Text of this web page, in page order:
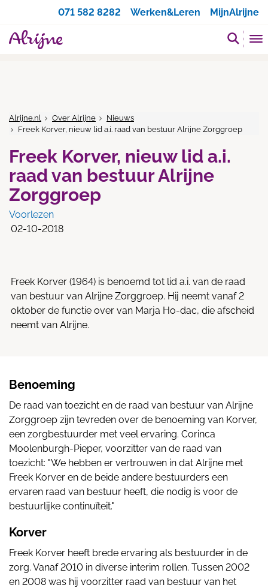
071 582 8282
Werken&Leren MijnAlrijne
Alrijne.nl Over Alrijne
Nieuws
Freek Korver, nieuw lid a.i. raad van bestuur Alrijne Zorggroep
Freek Korver, nieuw lid a.i.
raad van bestuur Alrijne
Zorggroep
Voorlezen
02-10-2018
Freek Korver (1964) is benoemd tot lid a.i. van de raad
van bestuur van Alrijne Zorggroep. Hij neemt vanaf 2
oktober de functie over van Marja Ho-dac, die afscheid
neemt van Alrijne.
Benoeming
De raad van toezicht en de raad van bestuur van Alrijne
Zorggroep zijn tevreden over de benoeming van Korver,
een zorgbestuurder met veel ervaring. Corinca
Moolenburgh-Pieper, voorzitter van de raad van
toezicht: "We hebben er vertrouwen in dat Alrijne met
Freek Korver en de beide andere bestuurders een
ervaren raad van bestuur heeft, die nodig is voor de
bestuurlijke continuïteit."
Korver
Freek Korver heeft brede ervaring als bestuurder in de
zorg. Vanaf 2010 in diverse interim rollen. Tussen 2002
en 2008 was hij voorzitter raad van bestuur van het